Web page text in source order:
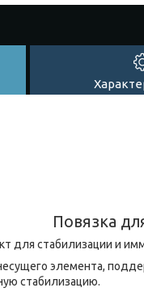
Повязка
для стабилизации и
элемента,
стабилизацию.